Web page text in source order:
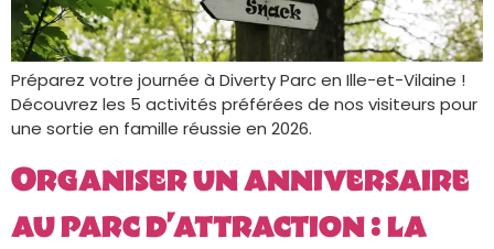
Préparez votre journée à Diverty Parc en Ille-et-Vilaine !
Découvrez les 5 activités préférées de nos visiteurs pour
une sortie en famille réussie en 2026.
Organiser un anniversaire
au parc d’attraction : la